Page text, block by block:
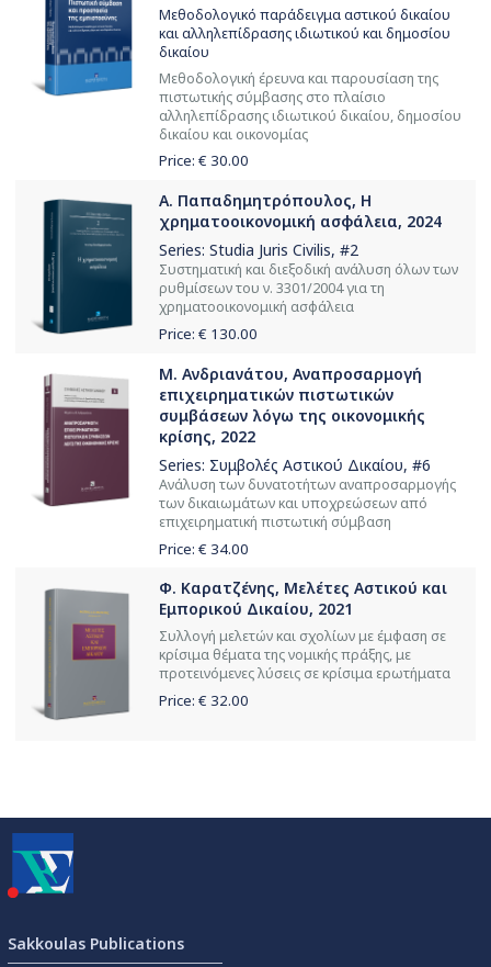
Μεθοδολογικό παράδειγμα αστικού δικαίου
και αλληλεπίδρασης ιδιωτικού και δημοσίου
δικαίου
Μεθοδολογική έρευνα και παρουσίαση της
πιστωτικής σύμβασης στο πλαίσιο
αλληλεπίδρασης ιδιωτικού δικαίου, δημοσίου
δικαίου και οικονομίας
Price: € 30.00
Α. Παπαδημητρόπουλος, Η
χρηματοοικονομική ασφάλεια, 2024
Series: Studia Juris Civilis, #2
Συστηματική και διεξοδική ανάλυση όλων των
ρυθμίσεων του ν. 3301/2004 για τη
χρηματοοικονομική ασφάλεια
Price: € 130.00
Μ. Ανδριανάτου, Αναπροσαρμογή
επιχειρηματικών πιστωτικών
συμβάσεων λόγω της οικονομικής
κρίσης, 2022
Series: Συμβολές Αστικού Δικαίου, #6
Ανάλυση των δυνατοτήτων αναπροσαρμογής
των δικαιωμάτων και υποχρεώσεων από
επιχειρηματική πιστωτική σύμβαση
Price: € 34.00
Φ. Καρατζένης, Μελέτες Αστικού και
Εμπορικού Δικαίου, 2021
Συλλογή μελετών και σχολίων με έμφαση σε
κρίσιμα θέματα της νομικής πράξης, με
προτεινόμενες λύσεις σε κρίσιμα ερωτήματα
Price: € 32.00
Sakkoulas Publications